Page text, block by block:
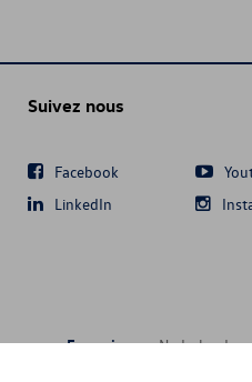
Suivez nous
Facebook
LinkedIn
Français
Nederlands